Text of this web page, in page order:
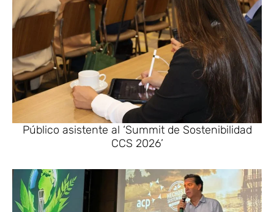
Público asistente al ‘Summit de Sostenibilidad
CCS 2026’